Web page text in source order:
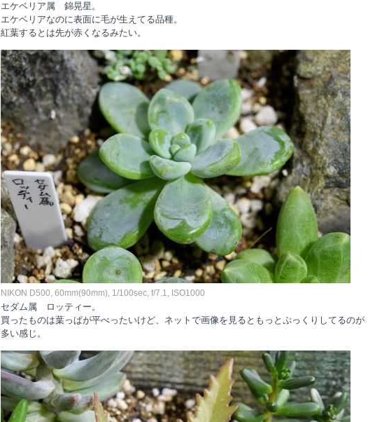
エケベリア属 錦晃星。
エケベリアなのに表面に毛が生えてる品種。
紅葉するとは先が赤くなるみたい。
NIKON D500, 60mm(90mm), 1/100sec, f/7.1, ISO1000
セダム属 ロッティー。
買ったものは葉っぱが平べったいけど、ネットで画像を見るともっとぷっくりしてるのが
多い感じ。